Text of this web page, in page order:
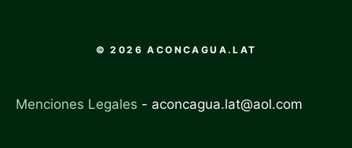
© 2026 ACONCAGUA.LAT
Menciones Legales - aconcagua.lat@aol.com